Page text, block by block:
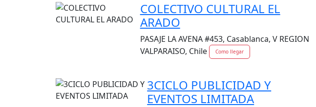
COLECTIVO CULTURAL EL
ARADO
PASAJE LA AVENA #453, Casablanca, V REGION
VALPARAISO, Chile
Como llegar
3CICLO PUBLICIDAD Y
EVENTOS LIMITADA